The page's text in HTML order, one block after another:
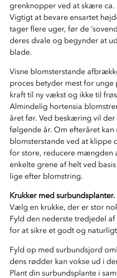
grenknopper ved at skære ca.
Vigtigt at bevare ensartet
tager flere uger, før de
deres dvale og begynder at
blade.
Visne blomsterstande
proces betyder mest for unge
kraft til ny vækst og ikke til
Almindelig hortensia
året før. Ved beskæring vil
følgende år. Om efteråret kan
blomsterstande ved at klippe
for store, reducere mængden
enkelte grene af helt ved
lige efter blomstring.
Krukker med surbundsplanter.
Vælg en krukke, der er stor
Fyld den nederste tredjedel
for at sikre et godt og
Fyld op med surbundsjord
dens rødder kan vokse ud i
Plant din surbundsplante i